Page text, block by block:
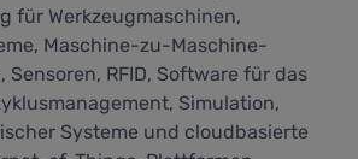
für Werkzeugmaschinen,
Maschine-zu-Maschine-
Sensoren, RFID, Software für das
Simulation,
Systeme und cloudbasierte